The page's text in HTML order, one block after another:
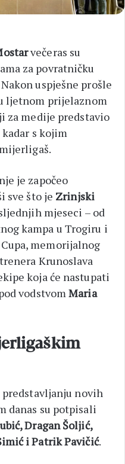
večeras su
za povratničku
Nakon uspješne prošle
ljetnom prijelaznom
za medije predstavio
s kojim
je započeo
sve što je Zrinjski
mjeseci – od
kampa u Trogiru i
memorijalnog
Krunoslava
koja će nastupati
vodstvomMaria
predstavljanju novih
danas su potpisali
Dragan Šoljić,
i Patrik Pavičić.